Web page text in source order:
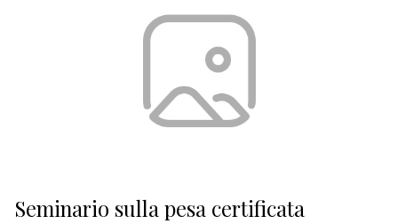
Seminario sulla pesa certificata